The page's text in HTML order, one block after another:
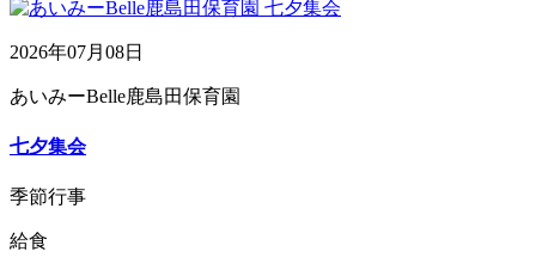
2026年07月08日
あいみーBelle鹿島田保育園
七夕集会
季節行事
給食